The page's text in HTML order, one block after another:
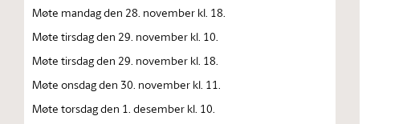
Møte mandag den 28. november kl. 18.
Møte tirsdag den 29. november kl. 10.
Møte tirsdag den 29. november kl. 18.
Møte onsdag den 30. november kl. 11.
Møte torsdag den 1. desember kl. 10.